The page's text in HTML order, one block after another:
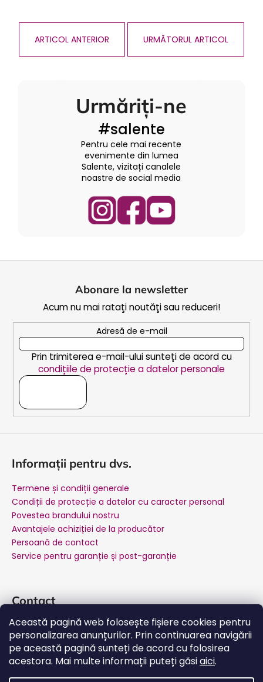
Această pagină web folosește fișiere cookies pentru
personalizarea anunțurilor. Prin continuarea navigării
pe această pagină sunteți de acord cu folosirea
acestora. Mai multe informații puteți găsiaici.
ARTICOL ANTERIOR URMĂTORUL ARTICOL
Urmăriți-ne
#salente
Pentru cele mai recente
evenimente din lumea
Salente, vizitați canalele
noastre de social media
Abonare la newsletter
Acum nu mai rataţi noutăţi sau reduceri!
Adresă de e-mail
Prin trimiterea e-mail-ului sunteți de acord cu
condițiile de protecție a datelor personale
Informații pentru dvs.
Termene și condiții generale
Condiții de protecție a datelor cu caracter personal
Povestea brandului nostru
Avantajele achiziției de la producător
Persoană de contact
Service pentru garanție și post-garanție
Contact
suport@salente.ro
Salente Romania
salente.ro
YouTube